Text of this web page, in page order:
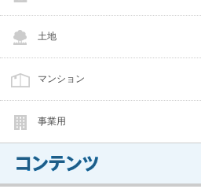
土地
マンション
事業用